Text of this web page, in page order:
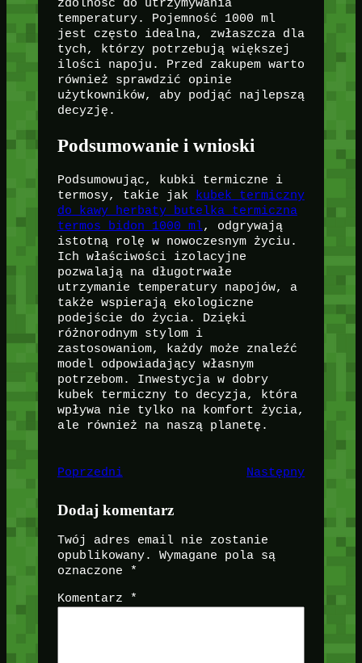
zdolność do utrzymywania
temperatury. Pojemność 1000 ml
jest często idealna, zwłaszcza dla
tych, którzy potrzebują większej
ilości napoju. Przed zakupem warto
również sprawdzić opinie
użytkowników, aby podjąć najlepszą
decyzję.
Podsumowanie i wnioski
Podsumowując, kubki termiczne i
termosy, takie jak kubek termiczny
do kawy herbaty butelka termiczna
termos bidon 1000 ml, odgrywają
istotną rolę w nowoczesnym życiu.
Ich właściwości izolacyjne
pozwalają na długotrwałe
utrzymanie temperatury napojów, a
także wspierają ekologiczne
podejście do życia. Dzięki
różnorodnym stylom i
zastosowaniom, każdy może znaleźć
model odpowiadający własnym
potrzebom. Inwestycja w dobry
kubek termiczny to decyzja, która
wpływa nie tylko na komfort życia,
ale również na naszą planetę.
Poprzedni Następny
Dodaj komentarz
Twój adres email nie zostanie
opublikowany.
Wymagane pola są
oznaczone
*
Komentarz *